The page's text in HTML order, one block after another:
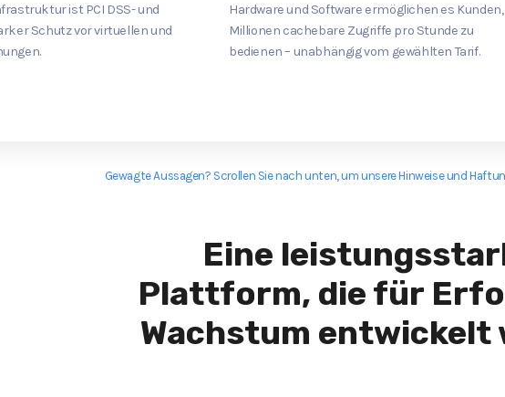
ist PCI DSS- und
Schutz vor virtuellen und
Hardware und Software ermöglichen es Kunden,
Millionen cachebare Zugriffe pro Stunde zu
bedienen – unabhängig vom gewählten Tarif.
Gewagte Aussagen? Scrollen Sie nach unten, um unsere Hinweise und
Eine
Plattform, die für
Wachstum entwickelt